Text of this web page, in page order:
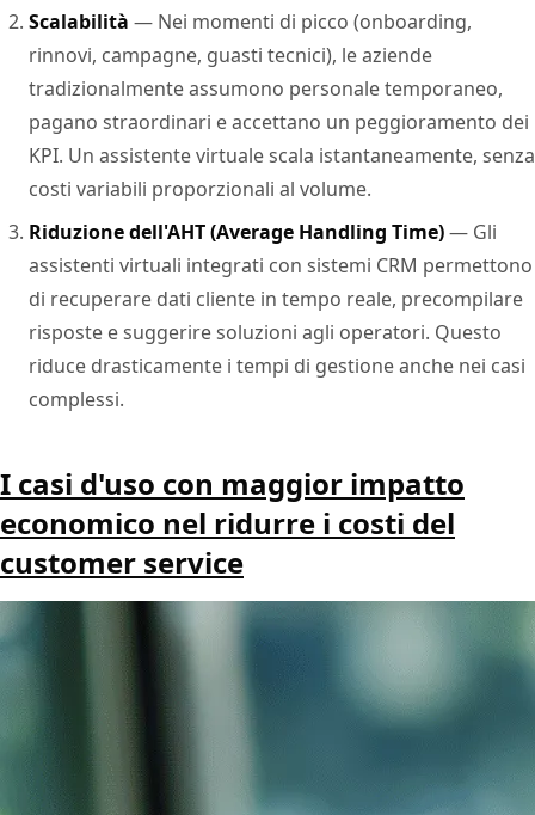
Scalabilità — Nei momenti di picco (onboarding,
rinnovi, campagne, guasti tecnici), le aziende
tradizionalmente assumono personale temporaneo,
pagano straordinari e accettano un peggioramento dei
KPI. Un assistente virtuale scala istantaneamente, senza
costi variabili proporzionali al volume.
Riduzione dell'AHT (Average Handling Time)— Gli
assistenti virtuali integrati con sistemi CRM permettono
di recuperare dati cliente in tempo reale, precompilare
risposte e suggerire soluzioni agli operatori. Questo
riduce drasticamente i tempi di gestione anche nei casi
complessi.
I casi d'uso con maggior impatto
economico nel ridurre i costi del
customer service